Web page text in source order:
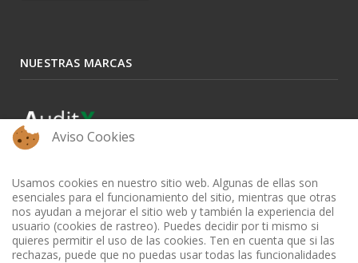
NUESTRAS MARCAS
Aviso Cookies
Usamos cookies en nuestro sitio web. Algunas de ellas son
esenciales para el funcionamiento del sitio, mientras que otras
nos ayudan a mejorar el sitio web y también la experiencia del
usuario (cookies de rastreo). Puedes decidir por ti mismo si
quieres permitir el uso de las cookies. Ten en cuenta que si las
rechazas, puede que no puedas usar todas las funcionalidades